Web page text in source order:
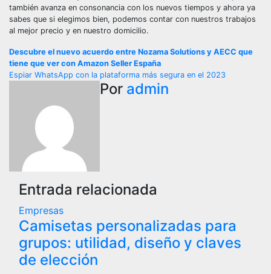
también avanza en consonancia con los nuevos tiempos y ahora ya
sabes que si elegimos bien, podemos contar con nuestros trabajos
al mejor precio y en nuestro domicilio.
Navegación
de
entradas
Descubre el nuevo acuerdo entre Nozama Solutions y AECC que
tiene que ver con Amazon Seller España
Espiar WhatsApp con la plataforma más segura en el 2023
Por admin
Entrada relacionada
Empresas
Camisetas personalizadas para
grupos: utilidad, diseño y claves
de elección